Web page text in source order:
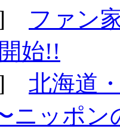
ファン
始!!
北海道
ニッポ